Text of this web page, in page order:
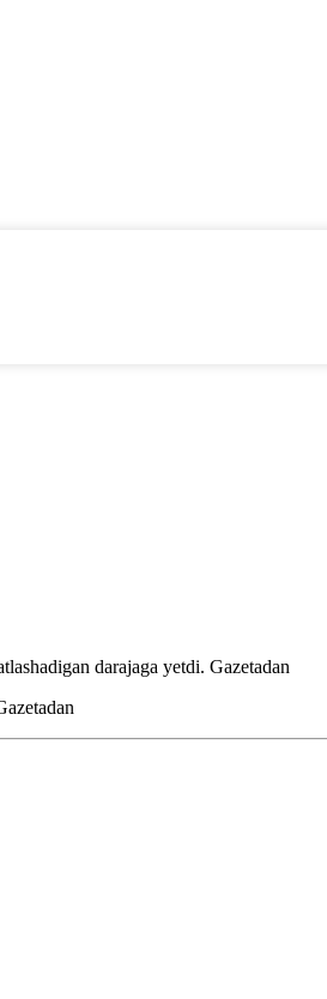
darajaga yetdi. Gazetadan